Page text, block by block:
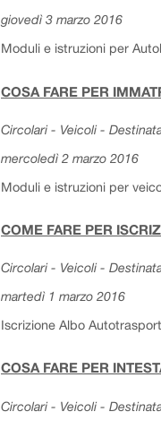
giovedì 3 marzo 2016
Moduli e istruzioni per
COSA FARE PER
Circolari - Veicoli -
mercoledì 2 marzo 2016
Moduli e istruzioni per
COME FARE PER
Circolari - Veicoli -
martedì 1 marzo 2016
Iscrizione Albo
COSA FARE PER
Circolari - Veicoli -